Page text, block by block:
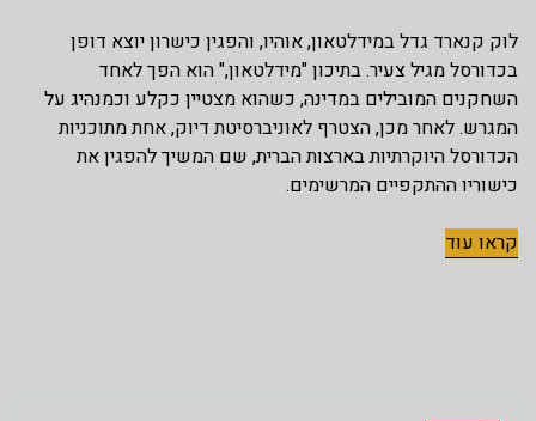
לוק קנארד גדל במידלטאון, אוהיו, והפגין כישרון יוצא דופן
בכדורסל מגיל צעיר. בתיכון "מידלטאון," הוא הפך לאחד
השחקנים המובילים במדינה, כשהוא מצטיין כקלע וכמנהיג על
המגרש. לאחר מכן, הצטרף לאוניברסיטת דיוק, אחת מתוכניות
הכדורסל היוקרתיות בארצות הברית, שם המשיך להפגין את
כישוריו ההתקפיים המרשימים.
קראו עוד